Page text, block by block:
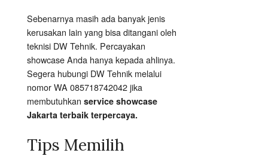
Sebenarnya masih ada banyak jenis
kerusakan lain yang bisa ditangani oleh
teknisi DW Tehnik. Percayakan
showcase Anda hanya kepada ahlinya.
Segera hubungi DW Tehnik melalui
nomor WA 085718742042 jika
membutuhkan service showcase
Jakarta terbaik terpercaya.
Tips Memilih